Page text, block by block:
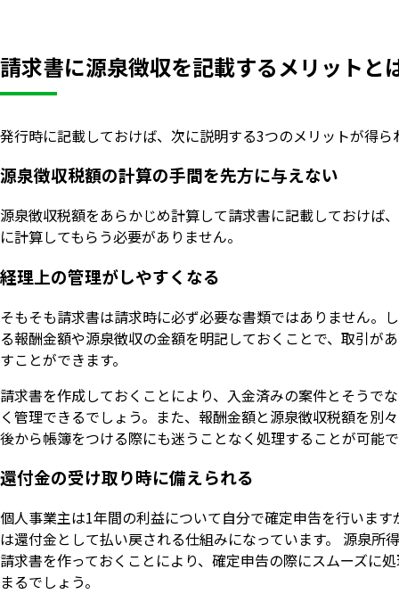
請求書に源泉徴収を記載するメリットと
発行時に記載しておけば、次に説明する3つのメリットが得ら
源泉徴収税額の計算の手間を先方に与えない
源泉徴収税額をあらかじめ計算して請求書に記載しておけば
に計算してもらう必要がありません。
経理上の管理がしやすくなる
そもそも請求書は請求時に必ず必要な書類ではありません。
る報酬金額や源泉徴収の金額を明記しておくことで、取引が
すことができます。
請求書を作成しておくことにより、入金済みの案件とそうで
く管理できるでしょう。また、報酬金額と源泉徴収税額を別
後から帳簿をつける際にも迷うことなく処理することが可能
還付金の受け取り時に備えられる
個人事業主は1年間の利益について自分で確定申告を行いま
は還付金として払い戻される仕組みになっています。 源泉所
請求書を作っておくことにより、確定申告の際にスムーズに
まるでしょう。